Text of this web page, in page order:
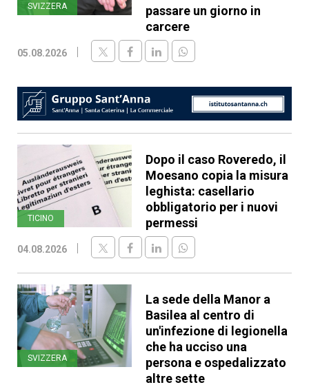
SVIZZERA
passare un giorno in
carcere
05.08.2026
TICINO
Dopo il caso Roveredo, il
Moesano copia la misura
leghista: casellario
obbligatorio per i nuovi
permessi
04.08.2026
SVIZZERA
La sede della Manor a
Basilea al centro di
un'infezione di legionella
che ha ucciso una
persona e ospedalizzato
altre sette